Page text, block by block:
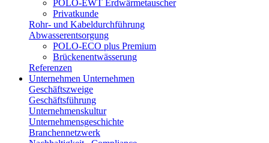
POLO-EWT Erdwärmetauscher
Privatkunde
Rohr- und Kabeldurchführung
Abwasserentsorgung
POLO-ECO plus Premium
Brückenentwässerung
Referenzen
Unternehmen Unternehmen
Geschäftszweige
Geschäftsführung
Unternehmenskultur
Unternehmensgeschichte
Branchennetzwerk